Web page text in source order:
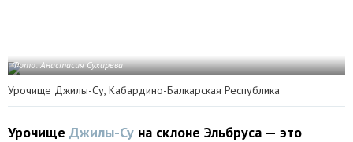
Фото: Анастасия Сухарева
Урочище Джилы-Су, Кабардино-Балкарская Республика
Урочище Джилы-Су на склоне Эльбруса — это